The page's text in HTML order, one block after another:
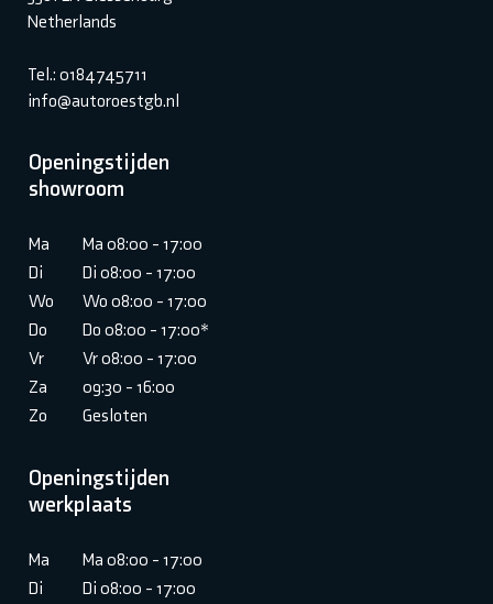
Netherlands
Tel.: 0184745711
info@autoroestgb.nl
Openingstijden
showroom
Ma
Ma 08:00 - 17:00
Di
Di 08:00 - 17:00
Wo
Wo 08:00 - 17:00
Do
Do 08:00 - 17:00*
Vr
Vr 08:00 - 17:00
Za
09:30 - 16:00
Zo
Gesloten
Openingstijden
werkplaats
Ma
Ma 08:00 - 17:00
Di
Di 08:00 - 17:00